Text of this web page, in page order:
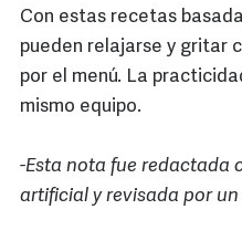
Con estas recetas
pueden relajarse y gritar
por el menú. La
mismo equipo.
-Esta nota fue redactada
artificial y revisada por